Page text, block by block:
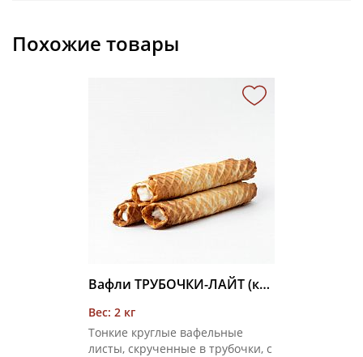
Похожие товары
Вафли ТРУБОЧКИ-ЛАЙТ (крем сливочный) 2 кг
Вес: 2 кг
Тонкие круглые вафельные
листы, скрученные в трубочки, с